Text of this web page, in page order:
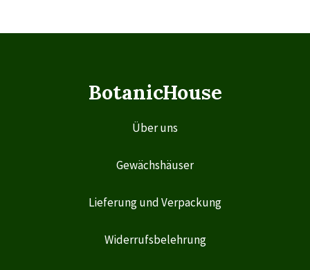
BotanicHouse
Über uns
Gewächshäuser
Lieferung und Verpackung
Widerrufsbelehrung